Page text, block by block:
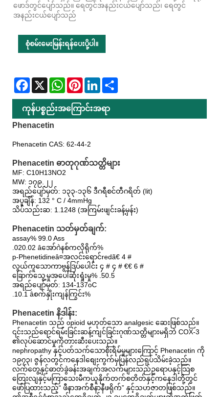
ဖောဒ်တွင်ပျော်သည်။ ရေတွင်အနည်းငယ်ပျော်သည်၊ ရေတွင်
အနည်းငယ်ပျော်သည်
စုံစမ်းမေးမြန်းရန်ပေးပို့ပါ။
Facebook
X WhatsAppPinterestLinkedIn
ကုန်ပစ္စည်းအကြောင်းအရာ
Phenacetin
Phenacetin CAS: 62-44-2
Phenacetin ဓာတုဂုဏ်သတ္တိများ
MF: C10H13NO2
MW: ၁၇၉.၂၂
အရည်ပျော်မှတ်: ၁၃၃-၁၃၆ ဒီဂရီစင်တီဂရိတ် (lit)
အပူချိန်: 132 ° C / 4mmHg
သိပ်သည်းဆ: 1.1248 (အကြမ်းဖျင်းခန့်မှန်း)
Phenacetin သတ်မှတ်ချက်:
assay% 99.0 Ass
.020.02 âအော်ဂဲနစ်ကလိုရိုက်%
p-Phenetidineâ¤အလင်းရောင်redã€ 4 #
လွယ်ကူသောကာဗွန်ဒြပ်ပေါင်း ၄ # ၄ # €€ 6 #
ခြောက်သွေ့မှုအပေါ်ဆုံးရှုံးမှု% .50.5
အရည်ပျော်မှတ်: 134-137oC
.10.1 âစက်နှိုးကျန်ကြွင်း%
Phenacetin နိဒါန်း:
Phenacetin သည် opioid မဟုတ်သော analgesic ဆေးဖြစ်သည်။
၎င်းသည်ရောင်ရမ်းခြင်းဆန့်ကျင်ခြင်းဂုဏ်သတ္တိများမရှိဘဲ COX-3
၏လုပ်ဆောင်မှုကိုတားဆီးပေးသည်။
nephropathy နှင့်ပတ်သက်သောစိုးရိမ်မှုများကြောင့် Phenacetin ကို
၁၉၇၃၊ ဇွန်လတွင်ကနေဒါစျေးကွက်မှပြန်လည်ရုပ်သိမ်းခဲ့သည်။
လက်တွေ့နှင့်ဓာတ်ခွဲခန်းအချက်အလက်များသည်ဥရောပနှင့်သြစ
တြေးလျနှင့်မကြာသေးမီကယူနိုက်တက်စတိတ်နှင့်ကနေဒါတို့တွင်
ဖော်ပြထားသည့်“ ဖီနာအက်စီနာနီဖရိုက်” နှင့်သဟဇာတဖြစ်သည်။